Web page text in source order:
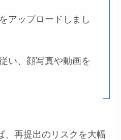
アップロードしまし
い、顔写真や動画を
、再提出のリスクを大幅